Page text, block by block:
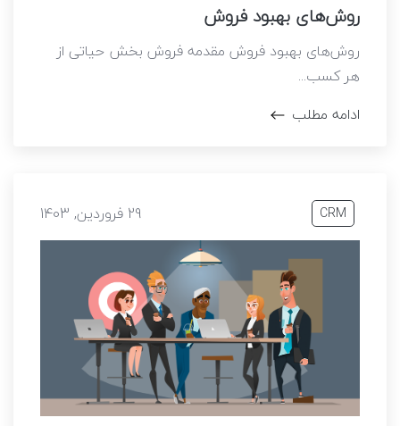
روش‌های بهبود فروش
روش‌های بهبود فروش مقدمه فروش بخش حیاتی از
هر کسب...
ادامه مطلب
CRM 29 فروردین, 1403